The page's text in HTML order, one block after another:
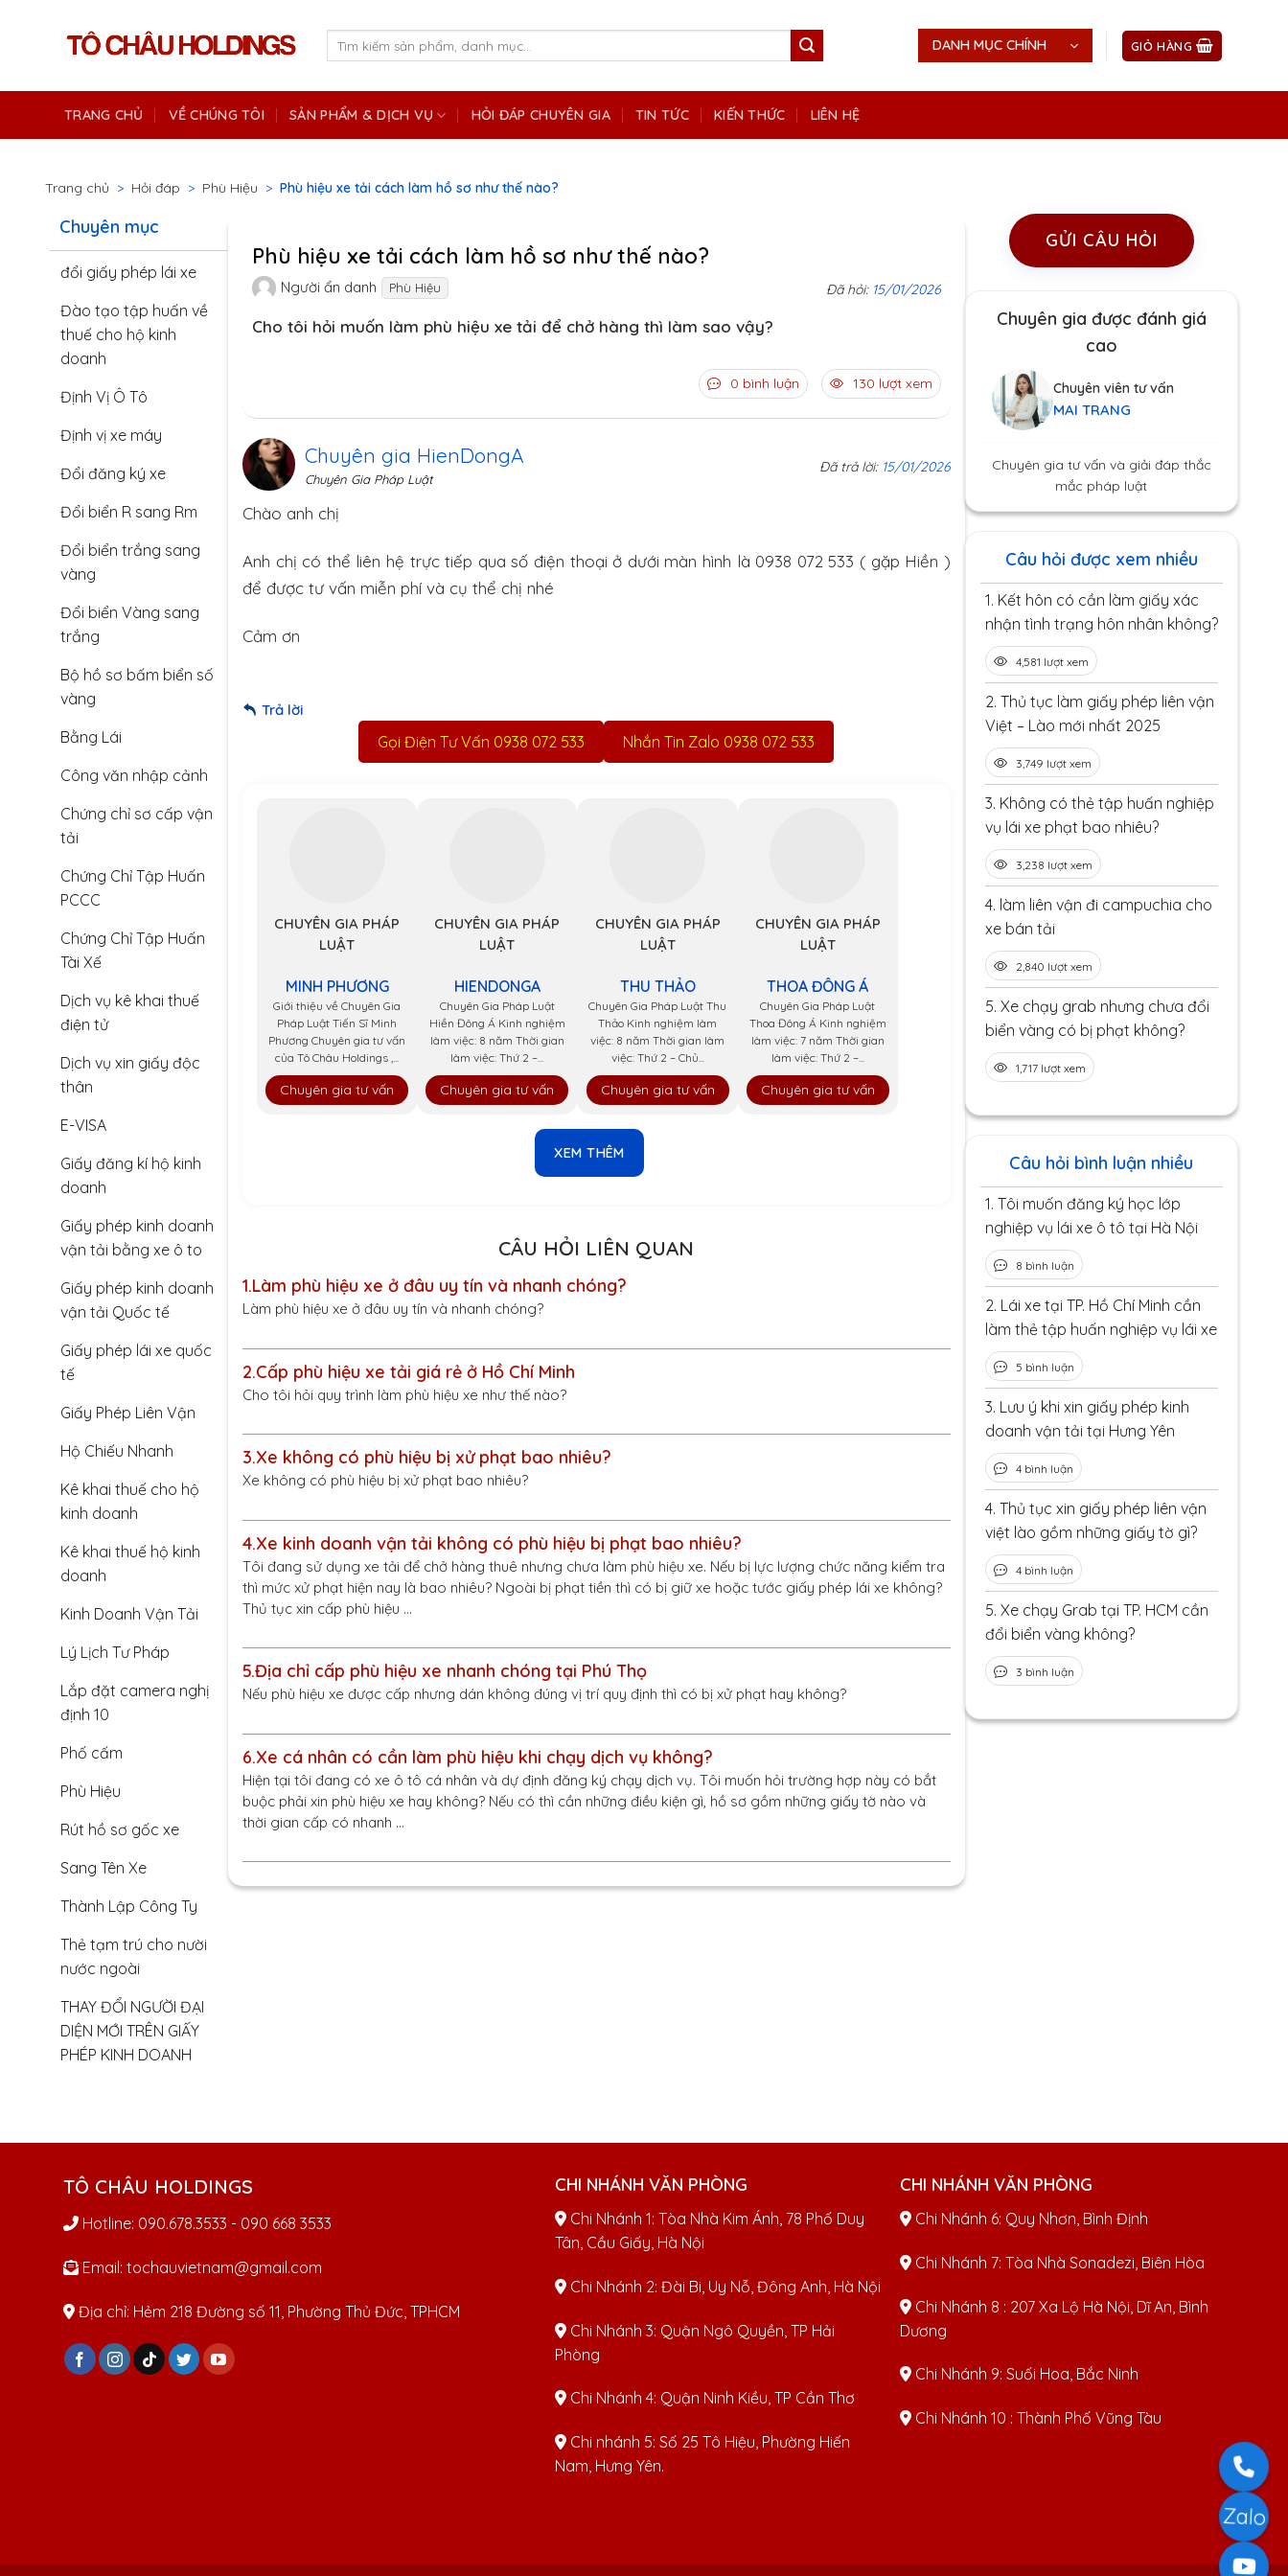
DANH MỤC CHÍNH GIỎ HÀNG
TRANG CHỦ VỀ CHÚNG TÔI SẢN PHẨM & DỊCH VỤ HỎI ĐÁP CHUYÊN GIA TIN TỨC KIẾN THỨC LIÊN HỆ
Trang chủ > Hỏi đáp > Phù Hiệu > Phù hiệu xe tải cách làm hồ sơ như thế nào?
Chuyên mục
đổi giấy phép lái xe
Đào tạo tập huấn về
thuế cho hộ kinh
doanh
Định Vị Ô Tô
Định vị xe máy
Đổi đăng ký xe
Đổi biển R sang Rm
Đổi biển trắng sang
vàng
Đổi biển Vàng sang
trắng
Bộ hồ sơ bấm biển số
vàng
Bằng Lái
Công văn nhập cảnh
Chứng chỉ sơ cấp vận
tải
Chứng Chỉ Tập Huấn
PCCC
Chứng Chỉ Tập Huấn
Tài Xế
Dịch vụ kê khai thuế
điện tử
Dịch vụ xin giấy độc
thân
E-VISA
Giấy đăng kí hộ kinh
doanh
Giấy phép kinh doanh
vận tải bằng xe ô to
Giấy phép kinh doanh
vận tải Quốc tế
Giấy phép lái xe quốc
tế
Giấy Phép Liên Vận
Hộ Chiếu Nhanh
Kê khai thuế cho hộ
kinh doanh
Kê khai thuế hộ kinh
doanh
Kinh Doanh Vận Tải
Lý Lịch Tư Pháp
Lắp đặt camera nghị
định 10
Phố cấm
Phù Hiệu
Rút hồ sơ gốc xe
Sang Tên Xe
Thành Lập Công Ty
Thẻ tạm trú cho nười
nước ngoài
THAY ĐỔI NGƯỜI ĐẠI
DIỆN MỚI TRÊN GIẤY
PHÉP KINH DOANH
Phù hiệu xe tải cách làm hồ sơ như thế nào?
Người ẩn danh Phù Hiệu Đã hỏi: 15/01/2026
Cho tôi hỏi muốn làm phù hiệu xe tải để chở hàng thì làm sao vậy?
0 bình luận 130 lượt xem
Chuyên gia HienDongA
Chuyên Gia Pháp Luật
Đã trả lời: 15/01/2026
Chào anh chị
Anh chị có thể liên hệ trực tiếp qua số điện thoại ở dưới màn hình là 0938 072 533 ( gặp Hiền )
để được tư vấn miễn phí và cụ thể chị nhé
Cảm ơn
Trả lời
Gọi Điện Tư Vấn 0938 072 533 Nhắn Tin Zalo 0938 072 533
CHUYÊN GIA PHÁP
LUẬT
MINH PHƯƠNG
Giới thiệu về Chuyên Gia
Pháp Luật Tiến Sĩ Minh
Phương Chuyên gia tư vấn
của Tô Châu Holdings ,...
Chuyên gia tư vấn
CHUYÊN GIA PHÁP
LUẬT
HIENDONGA
Chuyên Gia Pháp Luật
Hiền Đông Á Kinh nghiệm
làm việc: 8 năm Thời gian
làm việc: Thứ 2 –...
Chuyên gia tư vấn
CHUYÊN GIA PHÁP
LUẬT
THU THẢO
Chuyên Gia Pháp Luật Thu
Thảo Kinh nghiệm làm
việc: 8 năm Thời gian làm
việc: Thứ 2 – Chủ...
Chuyên gia tư vấn
CHUYÊN GIA PHÁP
LUẬT
THOA ĐÔNG Á
Chuyên Gia Pháp Luật
Thoa Đông Á Kinh nghiệm
làm việc: 7 năm Thời gian
làm việc: Thứ 2 –...
Chuyên gia tư vấn
XEM THÊM
CÂU HỎI LIÊN QUAN
1.Làm phù hiệu xe ở đâu uy tín và nhanh chóng?
Làm phù hiệu xe ở đâu uy tín và nhanh chóng?
2.Cấp phù hiệu xe tải giá rẻ ở Hồ Chí Minh
Cho tôi hỏi quy trình làm phù hiệu xe như thế nào?
3.Xe không có phù hiệu bị xử phạt bao nhiêu?
Xe không có phù hiệu bị xử phạt bao nhiêu?
4.Xe kinh doanh vận tải không có phù hiệu bị phạt bao nhiêu?
Tôi đang sử dụng xe tải để chở hàng thuê nhưng chưa làm phù hiệu xe. Nếu bị lực lượng chức năng kiểm tra
thì mức xử phạt hiện nay là bao nhiêu? Ngoài bị phạt tiền thì có bị giữ xe hoặc tước giấy phép lái xe không?
Thủ tục xin cấp phù hiệu …
5.Địa chỉ cấp phù hiệu xe nhanh chóng tại Phú Thọ
Nếu phù hiệu xe được cấp nhưng dán không đúng vị trí quy định thì có bị xử phạt hay không?
6.Xe cá nhân có cần làm phù hiệu khi chạy dịch vụ không?
Hiện tại tôi đang có xe ô tô cá nhân và dự định đăng ký chạy dịch vụ. Tôi muốn hỏi trường hợp này có bắt
buộc phải xin phù hiệu xe hay không? Nếu có thì cần những điều kiện gì, hồ sơ gồm những giấy tờ nào và
thời gian cấp có nhanh …
GỬI CÂU HỎI
Chuyên gia được đánh giá
cao
Chuyên viên tư vấn
MAI TRANG
Chuyên gia tư vấn và giải đáp thắc
mắc pháp luật
Câu hỏi được xem nhiều
1. Kết hôn có cần làm giấy xác
nhận tình trạng hôn nhân không?
4,581 lượt xem
2. Thủ tục làm giấy phép liên vận
Việt – Lào mới nhất 2025
3,749 lượt xem
3. Không có thẻ tập huấn nghiệp
vụ lái xe phạt bao nhiêu?
3,238 lượt xem
4. làm liên vận đi campuchia cho
xe bán tải
2,840 lượt xem
5. Xe chạy grab nhưng chưa đổi
biển vàng có bị phạt không?
1,717 lượt xem
Câu hỏi bình luận nhiều
1. Tôi muốn đăng ký học lớp
nghiệp vụ lái xe ô tô tại Hà Nội
8 bình luận
2. Lái xe tại TP. Hồ Chí Minh cần
làm thẻ tập huấn nghiệp vụ lái xe
5 bình luận
3. Lưu ý khi xin giấy phép kinh
doanh vận tải tại Hưng Yên
4 bình luận
4. Thủ tục xin giấy phép liên vận
việt lào gồm những giấy tờ gì?
4 bình luận
5. Xe chạy Grab tại TP. HCM cần
đổi biển vàng không?
3 bình luận
TÔ CHÂU HOLDINGS
Hotline: 090.678.3533 - 090 668 3533
Email: tochauvietnam@gmail.com
Địa chỉ: Hẻm 218 Đường số 11, Phường Thủ Đức, TPHCM
CHI NHÁNH VĂN PHÒNG
Chi Nhánh 1: Tòa Nhà Kim Ánh, 78 Phố Duy
Tân, Cầu Giấy, Hà Nội
Chi Nhánh 2: Đài Bi, Uy Nỗ, Đông Anh, Hà Nội
Chi Nhánh 3: Quận Ngô Quyền, TP Hải
Phòng
Chi Nhánh 4: Quận Ninh Kiều, TP Cần Thơ
Chi nhánh 5: Số 25 Tô Hiệu, Phường Hiến
Nam, Hưng Yên.
CHI NHÁNH VĂN PHÒNG
Chi Nhánh 6: Quy Nhơn, Bình Định
Chi Nhánh 7: Tòa Nhà Sonadezi, Biên Hòa
Chi Nhánh 8 : 207 Xa Lộ Hà Nội, Dĩ An, Bình
Dương
Chi Nhánh 9: Suối Hoa, Bắc Ninh
Chi Nhánh 10 : Thành Phố Vũng Tàu
Zalo